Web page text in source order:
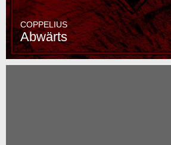
COPPELIUS
Abwärts